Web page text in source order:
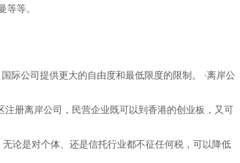
等等。
际公司提供更大的自由度和最低限度的限制。 ·离岸公
册离岸公司，民营企业既可以到香港的创业板，又可
论是对个体、还是信托行业都不征任何税，可以降低